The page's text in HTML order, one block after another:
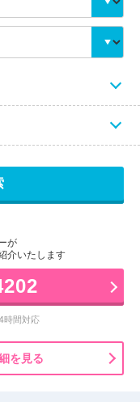
が
介いたします
時間対応
を見る